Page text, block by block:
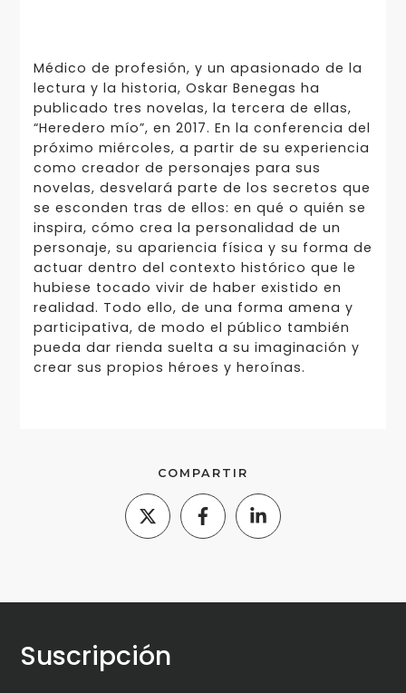
Médico de profesión, y un apasionado de la
lectura y la historia, Oskar Benegas ha
publicado tres novelas, la tercera de ellas,
“Heredero mío”, en 2017. En la conferencia del
próximo miércoles, a partir de su experiencia
como creador de personajes para sus
novelas, desvelará parte de los secretos que
se esconden tras de ellos: en qué o quién se
inspira, cómo crea la personalidad de un
personaje, su apariencia física y su forma de
actuar dentro del contexto histórico que le
hubiese tocado vivir de haber existido en
realidad. Todo ello, de una forma amena y
participativa, de modo el público también
pueda dar rienda suelta a su imaginación y
crear sus propios héroes y heroínas.
COMPARTIR
Suscripción